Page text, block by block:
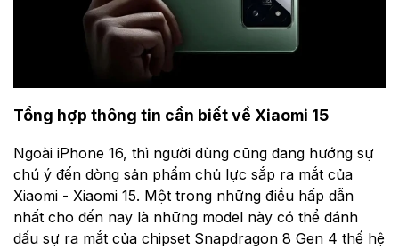
Tổng hợp thông tin cần biết về Xiaomi 15
Ngoài iPhone 16, thì người dùng cũng đang hướng sự
chú ý đến dòng sản phẩm chủ lực sắp ra mắt của
Xiaomi - Xiaomi 15. Một trong những điều hấp dẫn
nhất cho đến nay là những model này có thể đánh
dấu sự ra mắt của chipset Snapdragon 8 Gen 4 thế hệ